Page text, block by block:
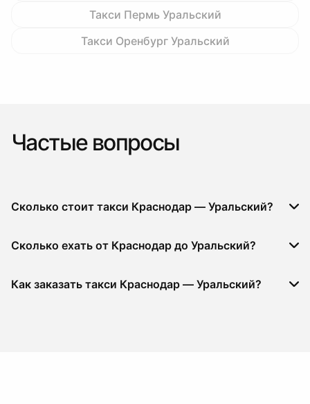
Такси Пермь Уральский
Такси Оренбург Уральский
Частые вопросы
Сколько стоит такси Краснодар — Уральский?
Сколько ехать от Краснодар до Уральский?
Как заказать такси Краснодар — Уральский?